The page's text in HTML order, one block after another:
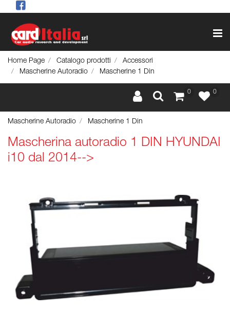
Home Page Catalogo prodotti
Accessori
Mascherine Autoradio
Mascherine 1 Din
0 0
Mascherine Autoradio Mascherine 1 Din
Mascherina autoradio 1 DIN HYUNDAI
i10 dal 2014-->